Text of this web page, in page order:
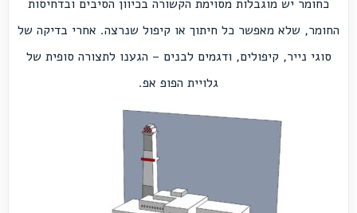
כחומר יש מוגבלות מסוימת הקשורה בכיוון הסיבים ובדחיסות
החומר, שלא מאפשר כל חיתוך או קיפול שנרצה. אחרי בדיקה של
סוגי נייר, קיפולים, ודגמים לבנים – הגענו לתצורה סופית של
גלויית הפופ אפ.